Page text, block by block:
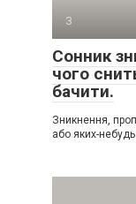
З
Сонник
чого
бачити.
Зникнення,
або яких-